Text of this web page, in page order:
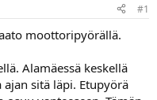
#1
moottoripyörällä.
Alamäessä keskellä
sitä läpi. Etupyörä